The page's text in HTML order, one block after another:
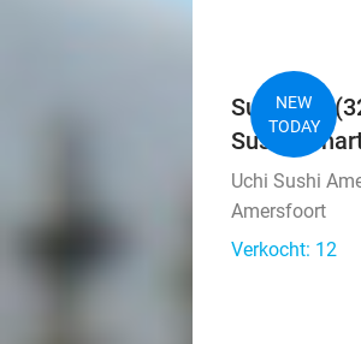
NEW
TODAY
Sushibox
Sushi in
Uchi Sushi
Amersfoort
Verkocht: 12